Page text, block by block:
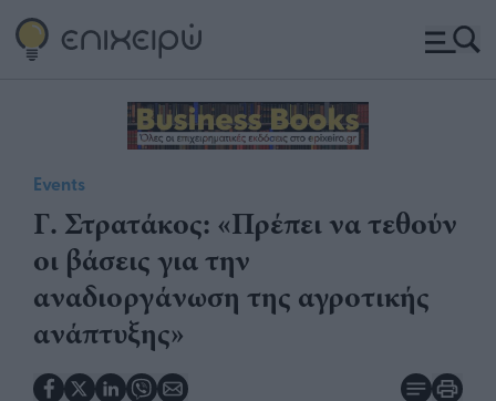
Events
Γ. Στρατάκος: «Πρέπει να τεθούν
οι βάσεις για την
αναδιοργάνωση της αγροτικής
ανάπτυξης»